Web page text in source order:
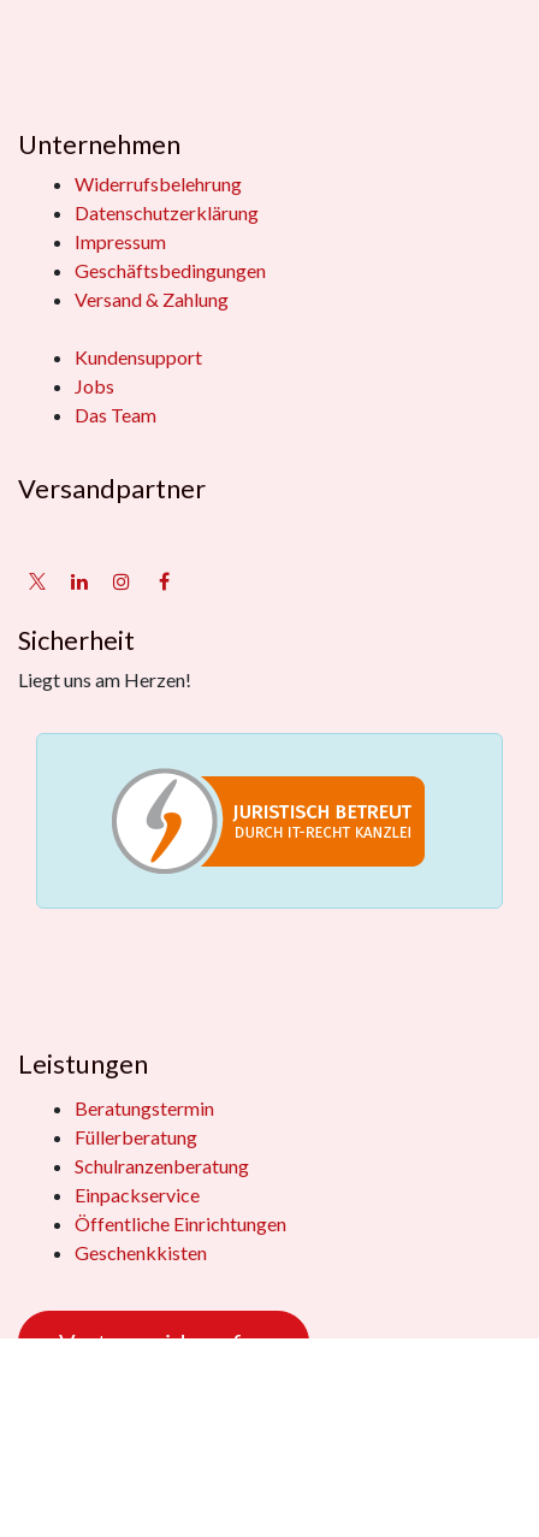
Unternehmen
Widerrufsbelehrung
Datenschutzerklärung
Impressum
Geschäftsbedingungen
Versand & Zahlung
Kundensupport
Jobs
Das Team
Versandpartner
Sicherheit
Liegt uns am Herzen!
Leistungen
Beratungstermin
Füllerberatung
Schulranzenberatung
Einpackservice
Öffentliche Einrichtungen
Geschenkkisten
Vertrag widerrufen